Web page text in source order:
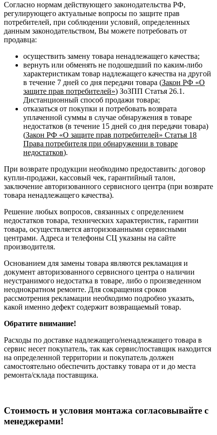
Согласно нормам действующего законодательства РФ,
регулирующего актуальные вопросы по защите прав
потребителей, при соблюдении условий, определенных
данным законодательством, Вы можете потребовать от
продавца:
осуществить замену товара ненадлежащего качества;
вернуть или обменять не подошедший по каким-либо
характеристикам товар надлежащего качества на другой
в течение 7 дней со дня передачи товара (Закон РФ «О
защите прав потребителей») ЗоЗПП Статья 26.1.
Дистанционный способ продажи товара;
отказаться от покупки и потребовать возврата
уплаченной суммы в случае обнаружения в товаре
недостатков (в течение 15 дней со дня передачи товара)
(Закон РФ «О защите прав потребителей» Статья 18
Права потребителя при обнаружении в товаре
недостатков).
При возврате продукции необходимо предоставить: договор
купли-продажи, кассовый чек, гарантийный талон,
заключение авторизованного сервисного центра (при возврате
товара ненадлежащего качества).
Решение любых вопросов, связанных с определением
недостатков товара, технических характеристик, гарантии
товара, осуществляется авторизованными сервисными
центрами. Адреса и телефоны СЦ указаны на сайте
производителя.
Основанием для замены товара являются рекламация и
документ авторизованного сервисного центра о наличии
неустранимого недостатка в товаре, либо о произведенном
неоднократном ремонте. Для сокращения сроков
рассмотрения рекламации необходимо подробно указать,
какой именно дефект содержит возвращаемый товар.
Обратите внимание!
Расходы по доставке надлежащего/ненадлежащего товара в
сервис несет покупатель, так как сервис/поставщик находится
на определенной территории и покупатель должен
самостоятельно обеспечить доставку товара от и до места
ремонта/склада поставщика.
Cтоимость и условия монтажа согласовывайте с
менеджерами!